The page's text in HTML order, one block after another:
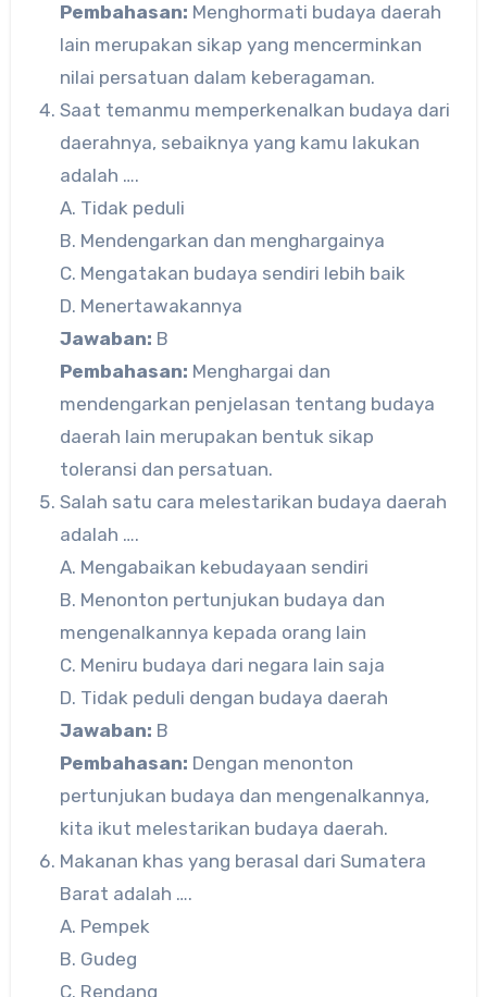
Pembahasan: Menghormati budaya daerah
lain merupakan sikap yang mencerminkan
nilai persatuan dalam keberagaman.
Saat temanmu memperkenalkan budaya dari
daerahnya, sebaiknya yang kamu lakukan
adalah ….
A. Tidak peduli
B. Mendengarkan dan menghargainya
C. Mengatakan budaya sendiri lebih baik
D. Menertawakannya
Jawaban: B
Pembahasan: Menghargai dan
mendengarkan penjelasan tentang budaya
daerah lain merupakan bentuk sikap
toleransi dan persatuan.
Salah satu cara melestarikan budaya daerah
adalah ….
A. Mengabaikan kebudayaan sendiri
B. Menonton pertunjukan budaya dan
mengenalkannya kepada orang lain
C. Meniru budaya dari negara lain saja
D. Tidak peduli dengan budaya daerah
Jawaban: B
Pembahasan: Dengan menonton
pertunjukan budaya dan mengenalkannya,
kita ikut melestarikan budaya daerah.
Makanan khas yang berasal dari Sumatera
Barat adalah ….
A. Pempek
B. Gudeg
C. Rendang